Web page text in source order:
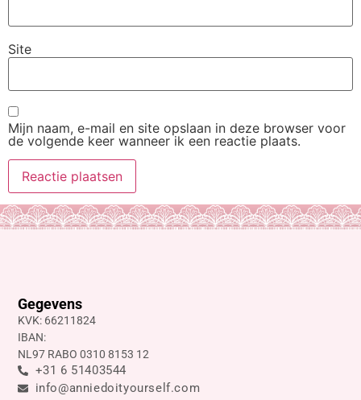
Site
Mijn naam, e-mail en site opslaan in deze browser voor
de volgende keer wanneer ik een reactie plaats.
Gegevens
KVK: 66211824
IBAN:
NL97 RABO 0310 8153 12
+31 6 51403544
info@anniedoityourself.com